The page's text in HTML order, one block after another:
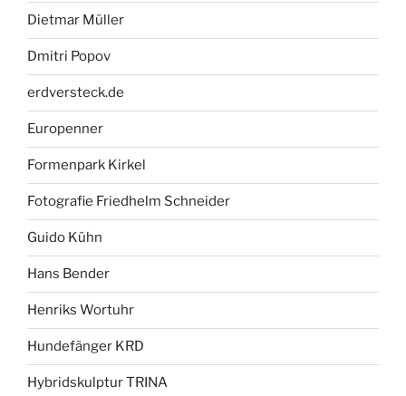
Dietmar Müller
Dmitri Popov
erdversteck.de
Europenner
Formenpark Kirkel
Fotografie Friedhelm Schneider
Guido Kühn
Hans Bender
Henriks Wortuhr
Hundefänger KRD
Hybridskulptur TRINA